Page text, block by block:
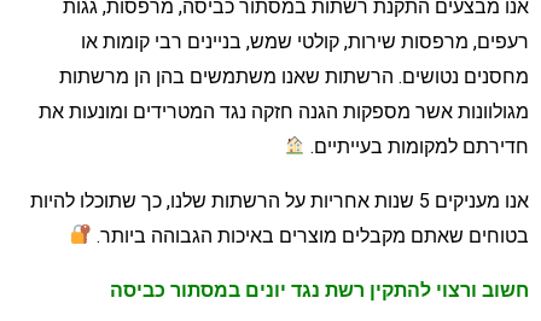
מבצעים התקנת רשתות במסתור כביסה, מרפסות, גגות
מרפסות שירות, קולטי שמש, בניינים רבי קומות או
נטושים. הרשתות שאנו משתמשים בהן הן מרשתות
אשר מספקות הגנה חזקה נגד המטרידים ומונעות את
למקומות בעייתיים.
אנו מעניקים 5 שנות אחריות על הרשתות שלנו, כך שתוכלו להיות
שאתם מקבלים מוצרים באיכות הגבוהה ביותר.
ורצוי להתקין רשת נגד יונים במסתור כביסה